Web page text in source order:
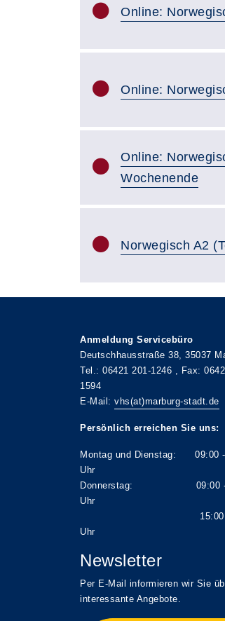
Online:
Online:
Online:
Wochenende
Norwegisch A2
Anmeldung Servicebüro
Deutschhausstraße 38, 35037
Tel.: 06421 201-1246 , Fax:
1594
E-Mail: vhs(at)marburg-stadt.de
Persönlich erreichen Sie uns:
Montag und Dienstag: 09:00 -
Uhr
Donnerstag: 09:00 -
Uhr
15:00 -
Uhr
Newsletter
Per E-Mail informieren wir Sie
interessante Angebote.